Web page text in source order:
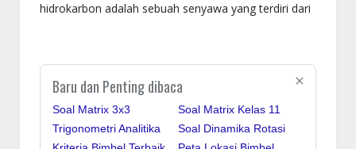
hidrokarbon adalah sebuah senyawa yang terdiri dari
Baru dan Penting dibaca
Soal Matrix 3x3
Trigonometri Analitika
Soal Matrix Kelas 11
Soal Dinamika Rotasi